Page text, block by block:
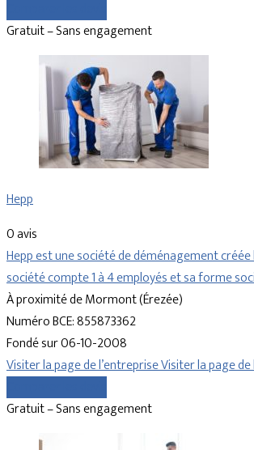
Gratuit – Sans engagement
Hepp
0 avis
Hepp est une société de déménagement
société compte 1 à 4 employés et sa forme
À proximité de Mormont (Érezée)
Numéro BCE: 855873362
Fondé sur 06-10-2008
Visiter la page de l’entrepriseVisiter la page
Gratuit – Sans engagement